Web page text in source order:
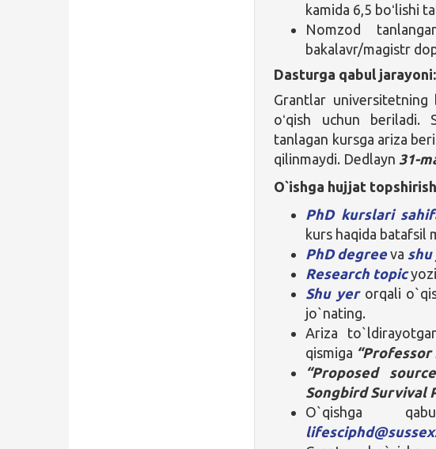
kamida 6,5 boʻlishi
Nomzod
bakalavr/magistr
Dasturga qabul jarayoni:
Grantlar universitetning
oʻqish uchun beriladi.
tanlagan kursga ariza
qilinmaydi. Dedlayn 31-
O`ishga hujjat
PhD kurslari
kurs haqida batafsil
PhD degreeva shu
Research topic
Shu yerorqali
jo`nating.
Ariza
qismiga “Professor
“Proposed
Songbird Survival
O`qishga